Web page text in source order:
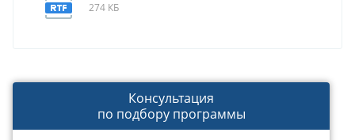
274 КБ
Консультация
по подбору программы